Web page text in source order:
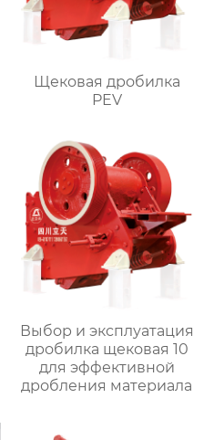
Щековая дробилка
PEV
Выбор и эксплуатация
дробилка щековая 10
для эффективной
дробления материала